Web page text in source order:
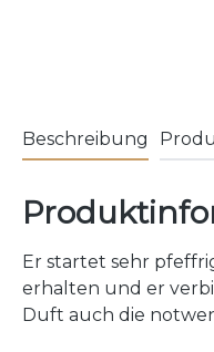
Beschreibung
Er startet sehr
erhalten und er
Duft auch die